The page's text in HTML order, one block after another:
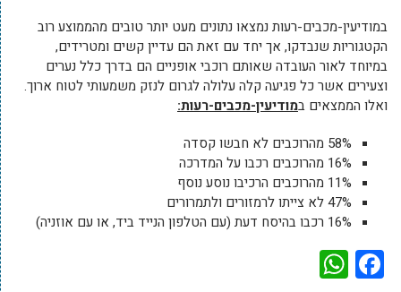
במודיעין-מכבים-רעות נמצאו נתונים מעט יותר טובים מהממוצע רוב
הקטגוריות שנבדקו, אך יחד עם זאת הם עדיין קשים ומטרידים,
במיוחד לאור העובדה שאותם רוכבי אופניים הם בדרך כלל נערים
וצעירים אשר כל פגיעה קלה עלולה לגרום לנזק משמעותי לטוח ארוך.
ואלו הממצאים במודיעין-מכבים-רעות:
58% מהרוכבים לא חבשו קסדה
16% מהרוכבים רכבו על המדרכה
11% מהרוכבים הרכיבו נוסע נוסף
47% לא צייתו לרמזורים ולתמרורים
16% רכבו בהיסח דעת (עם הטלפון הנייד ביד, או עם אוזניה)
Facebook